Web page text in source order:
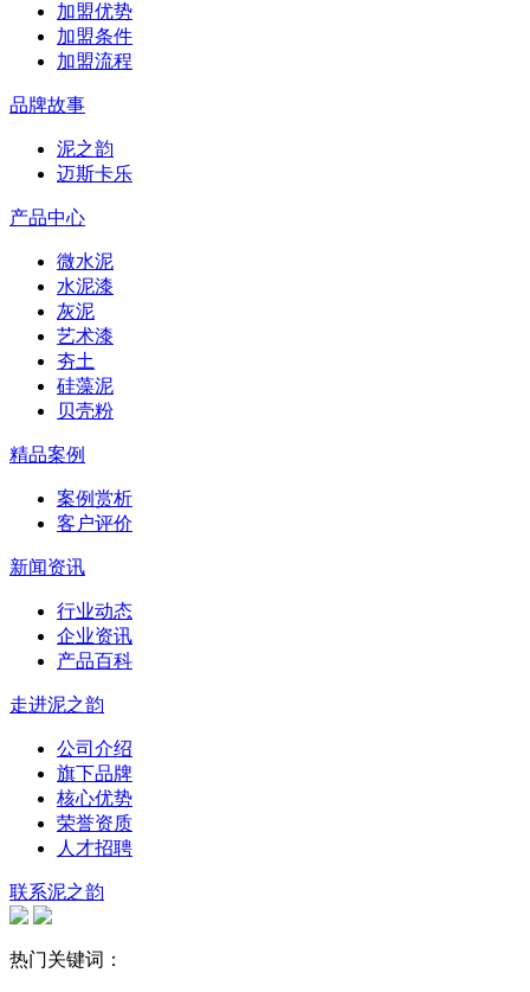
加盟优势
加盟条件
加盟流程
品牌故事
泥之韵
迈斯卡乐
产品中心
微水泥
水泥漆
灰泥
艺术漆
夯土
硅藻泥
贝壳粉
精品案例
案例赏析
客户评价
新闻资讯
行业动态
企业资讯
产品百科
走进泥之韵
公司介绍
旗下品牌
核心优势
荣誉资质
人才招聘
联系泥之韵
热门关键词：